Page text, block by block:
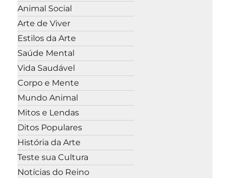
Animal Social
Arte de Viver
Estilos da Arte
Saúde Mental
Vida Saudável
Corpo e Mente
Mundo Animal
Mitos e Lendas
Ditos Populares
História da Arte
Teste sua Cultura
Notícias do Reino